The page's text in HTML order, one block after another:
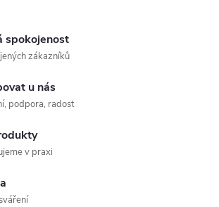
spokojenost
zákazníků
u nás
podpora, radost
v praxi